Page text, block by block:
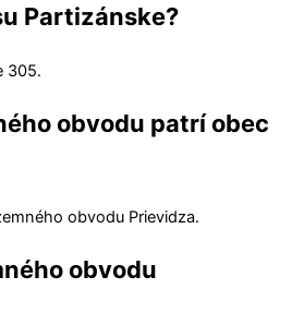
Partizánske?
305.
obvodu patrí obec
obvodu Prievidza.
obvodu